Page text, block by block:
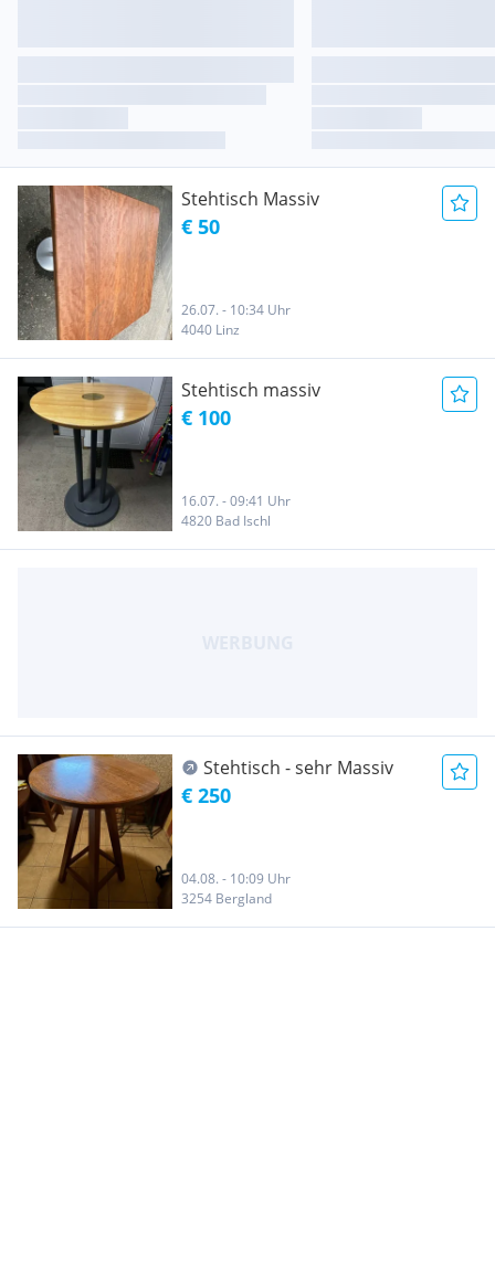
Stehtisch Massiv
€ 50
26.07. - 10:34 Uhr
4040 Linz
Stehtisch massiv
€ 100
16.07. - 09:41 Uhr
4820 Bad Ischl
Stehtisch - sehr Massiv
€ 250
04.08. - 10:09 Uhr
3254 Bergland